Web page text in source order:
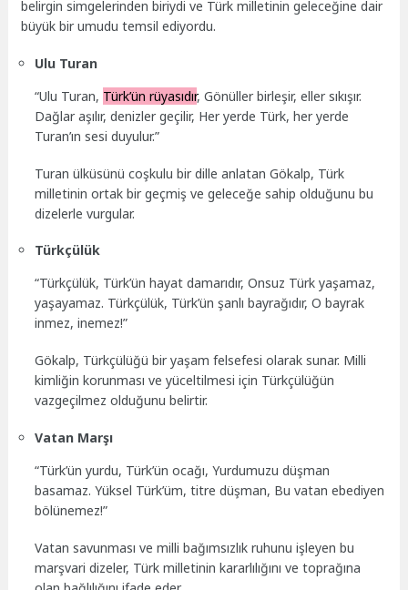
belirgin simgelerinden biriydi ve Türk milletinin geleceğine dair
büyük bir umudu temsil ediyordu.
Ulu Turan
“Ulu Turan, Türk’ün rüyasıdır, Gönüller birleşir, eller sıkışır.
Dağlar aşılır, denizler geçilir, Her yerde Türk, her yerde
Turan’ın sesi duyulur.”
Turan ülküsünü coşkulu bir dille anlatan Gökalp, Türk
milletinin ortak bir geçmiş ve geleceğe sahip olduğunu bu
dizelerle vurgular.
Türkçülük
“Türkçülük, Türk’ün hayat damarıdır, Onsuz Türk yaşamaz,
yaşayamaz. Türkçülük, Türk’ün şanlı bayrağıdır, O bayrak
inmez, inemez!”
Gökalp, Türkçülüğü bir yaşam felsefesi olarak sunar. Milli
kimliğin korunması ve yüceltilmesi için Türkçülüğün
vazgeçilmez olduğunu belirtir.
Vatan Marşı
“Türk’ün yurdu, Türk’ün ocağı, Yurdumuzu düşman
basamaz. Yüksel Türk’üm, titre düşman, Bu vatan ebediyen
bölünemez!”
Vatan savunması ve milli bağımsızlık ruhunu işleyen bu
marşvari dizeler, Türk milletinin kararlılığını ve toprağına